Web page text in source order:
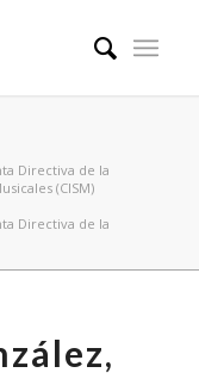
Directiva de la
(CISM)
Directiva de la